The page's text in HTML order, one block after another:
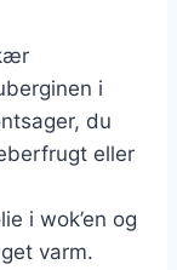
i
du
eller
i wok’en og
varm.